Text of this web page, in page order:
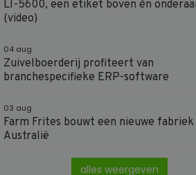
LI-5600, een etiket boven én
(video)
04 aug
Zuivelboerderij profiteert van
branchespecifieke ERP-software
03 aug
Farm Frites bouwt een nieuwe fabriek
Australië
alles weergeven